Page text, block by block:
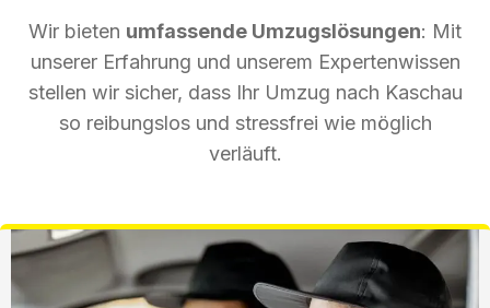
Wir bieten umfassende Umzugslösungen: Mit
unserer Erfahrung und unserem Expertenwissen
stellen wir sicher, dass Ihr Umzug nach Kaschau
so reibungslos und stressfrei wie möglich
verläuft.